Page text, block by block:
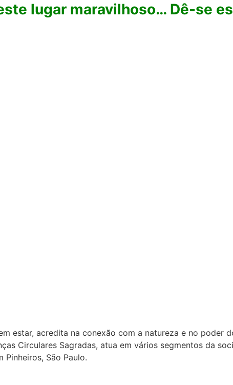
lugar maravilhoso… Dê-se
estar, acredita na conexão com a natureza e no
Circulares Sagradas, atua em vários segmentos da
São Paulo.